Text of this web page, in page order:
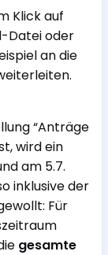
Klick auf
Datei oder
an die
“Anträge
wird ein
am 5.7.
inklusive der
Für
gesamte